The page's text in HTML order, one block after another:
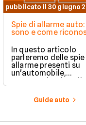
pubblicato il 30 giugno
Spie di allarme
sono e come
In questo articolo
parleremo delle
allarme presenti su
un'automobile,
significato una per
questo modo sarà
sapere quale
in ogni situazione.
Guide auto